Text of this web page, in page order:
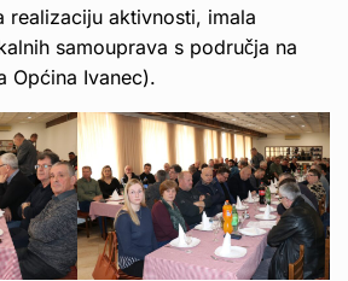
aktivnosti, imala
samouprava s područja na
Općina Ivanec).